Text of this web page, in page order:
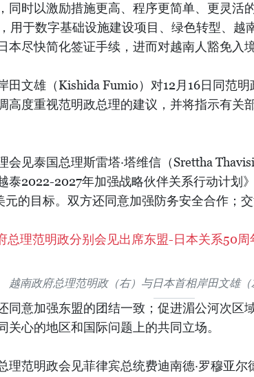
同时以激励措施更高、程序更简单、更灵活
用于数字基础设施建设项目、绿色转型、越
本尽快简化签证手续，进而对越南人豁免入
田文雄（Kishida Fumio）对12月16日同范
高度重视范明政总理的建议，并将指示有关
会见泰国总理斯雷塔·塔维信（Srettha
泰2022-2027年加强战略伙伴关系行动计划
元的目标。双方还同意加强防务安全合作；交
越南政府总理范明政（右）与日本首相岸田文雄
同意加强东盟的团结一致；促进湄公河次区
关心的地区和国际问题上的共同立场。
理范明政会见菲律宾总统费迪南德·罗穆亚尔